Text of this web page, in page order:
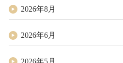
2026年8月
2026年6月
2026年5月